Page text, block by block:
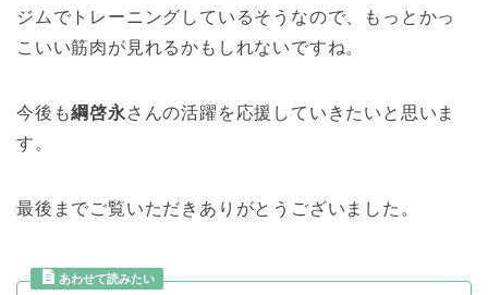
ジムでトレーニングしているそうなので、もっとかっ
こいい筋肉が見れるかもしれないですね。
今後も綱啓永 さんの活躍を応援していきたいと思いま
す。
最後までご覧いただきありがとうございました。